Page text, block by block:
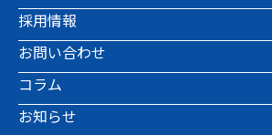
採用情報
お問い合わせ
コラム
お知らせ